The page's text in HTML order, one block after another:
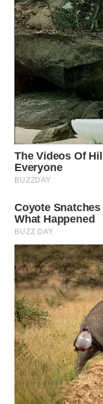
WN
MADURA
WN
SURABAYA
WN
NATUNA
WN
BINTAN
MANDALIKA
WN
LIKUPANG
WN
LABUANBAJO
WN
BORNEO
Wahana
Media
Group